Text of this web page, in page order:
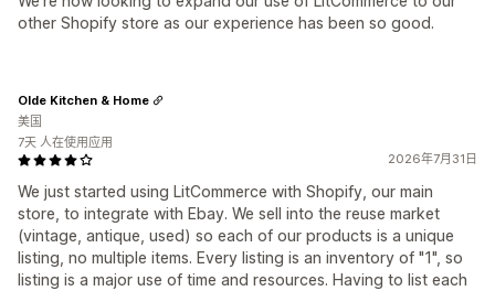
other Shopify store as our experience has been so good.
2026年7月31日
We just started using LitCommerce with Shopify, our main
store, to integrate with Ebay. We sell into the reuse market
(vintage, antique, used) so each of our products is a unique
listing, no multiple items. Every listing is an inventory of "1", so
listing is a major use of time and resources. Having to list each
Olde Kitchen & Home
美国
7天 人在使用应用